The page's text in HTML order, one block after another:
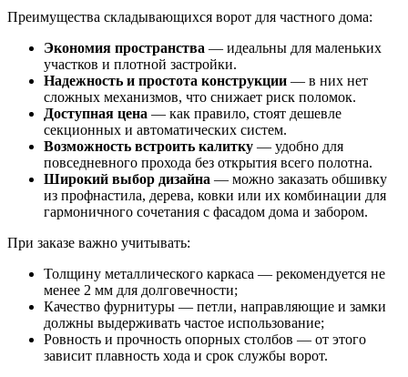
Преимущества складывающихся ворот для частного дома:
Экономия пространства — идеальны для маленьких
участков и плотной застройки.
Надежность и простота конструкции — в них нет
сложных механизмов, что снижает риск поломок.
Доступная цена — как правило, стоят дешевле
секционных и автоматических систем.
Возможность встроить калитку — удобно для
повседневного прохода без открытия всего полотна.
Широкий выбор дизайна — можно заказать обшивку
из профнастила, дерева, ковки или их комбинации для
гармоничного сочетания с фасадом дома и забором.
При заказе важно учитывать:
Толщину металлического каркаса — рекомендуется не
менее 2 мм для долговечности;
Качество фурнитуры — петли, направляющие и замки
должны выдерживать частое использование;
Ровность и прочность опорных столбов — от этого
зависит плавность хода и срок службы ворот.